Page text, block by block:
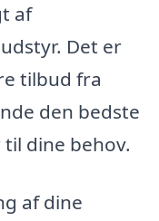
af
Det er
tilbud fra
den bedste
dine behov.
af dine